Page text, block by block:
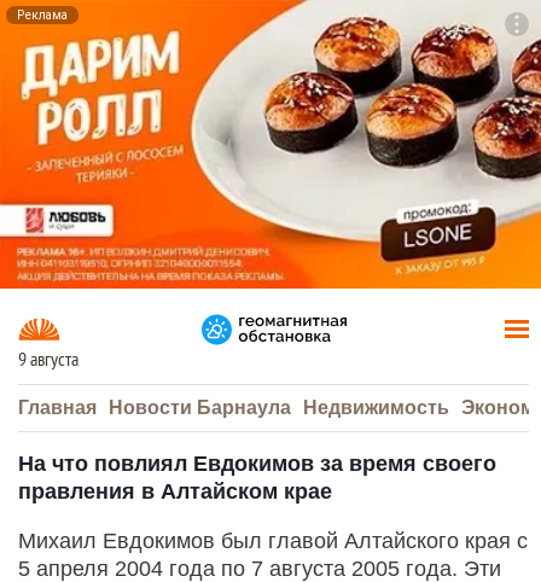
Реклама
9 августа
Главная Новости Барнаула Недвижимость
На что повлиял Евдокимов за время своего
правления в Алтайском крае
Михаил Евдокимов был главой Алтайского края с
5 апреля 2004 года по 7 августа 2005 года. Эти